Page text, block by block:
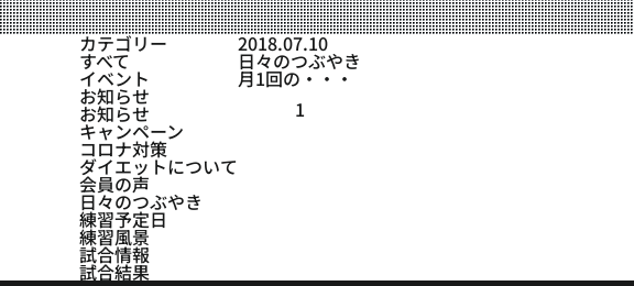
アクセス
営業時間
トレーナー募集
スポンサー募集
大会チケット購入
キャンペーン
カテゴリー
すべて
イベント
お知らせ
お知らせ
キャンペーン
コロナ対策
ダイエットについて
会員の声
日々のつぶやき
練習予定日
練習風景
試合情報
試合結果
2018.07.10
日々のつぶやき
月1回の・・・
1